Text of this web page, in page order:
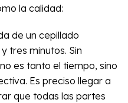
la calidad:
de un cepillado
tres minutos. Sin
es tanto el tiempo, sino
Es preciso llegar a
que todas las partes